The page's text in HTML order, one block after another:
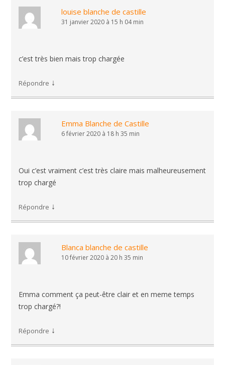
louise blanche de castille
31 janvier 2020 à 15 h 04 min
c’est très bien mais trop chargée
Répondre ↓
Emma Blanche de Castille
6 février 2020 à 18 h 35 min
Oui c’est vraiment c’est très claire mais malheureusement
trop chargé
Répondre ↓
Blanca blanche de castille
10 février 2020 à 20 h 35 min
Emma comment ça peut-être clair et en meme temps
trop chargé?!
Répondre ↓